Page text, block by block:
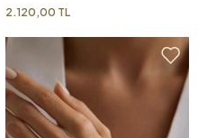
2.120,00 TL